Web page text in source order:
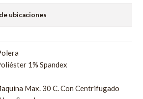
ubicaciones
1% Spandex
Max. 30 C. Con Centrifugado